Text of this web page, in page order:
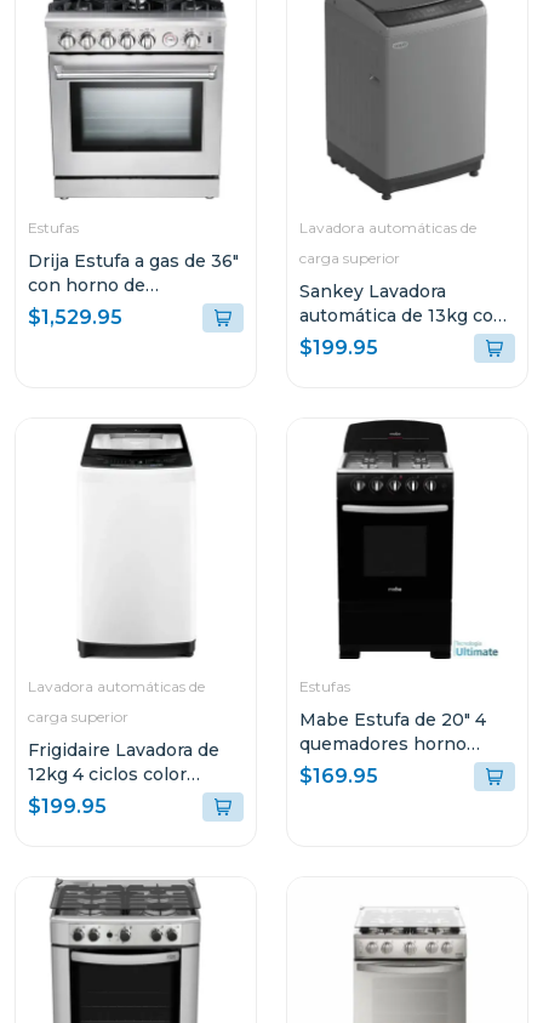
Estufas
Drija Estufa a gas de 36"
con horno de
convección
$1,529.95
Lavadora automáticas de
carga superior
Sankey Lavadora
automática de 13kg con
filtro para pelusas
$199.95
Lavadora automáticas de
carga superior
Frigidaire Lavadora de
12kg 4 ciclos color
blanca fwiw12f4
$199.95
Estufas
Mabe Estufa de 20" 4
quemadores horno
multifuncional ema5105
$169.95